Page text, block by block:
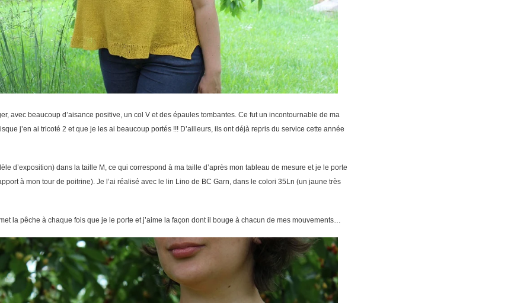
avec beaucoup d’aisance positive, un col V et des épaules tombantes. Ce fut un incontournable de ma
j’en ai tricoté 2 et que je les ai beaucoup portés !!! D’ailleurs, ils ont déjà repris du service cette année
d’exposition) dans la taille M, ce qui correspond à ma taille d’après mon tableau de mesure et je le porte
à mon tour de poitrine). Je l’ai réalisé avec le lin Lino de BC Garn, dans le colori 35Ln (un jaune très
la pêche à chaque fois que je le porte et j’aime la façon dont il bouge à chacun de mes mouvements…